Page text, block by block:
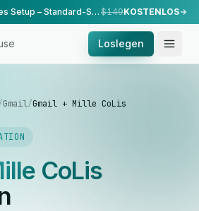
Vollständig durchgeführtes Setup – Standard-Setup, durchgeführt von unserem Team. $149KOSTENLOS
Loslegen
Gmail/Gmail + Mille CoLis
CoLis